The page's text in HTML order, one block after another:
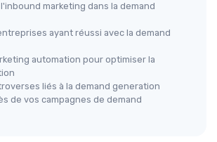
marketing dans la demand
ayant réussi avec la demand
automation pour optimiser la
liés à la demand generation
de vos campagnes de demand